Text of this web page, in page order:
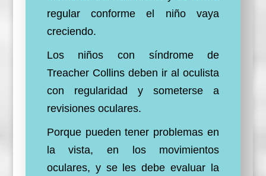
regular conforme el niño vaya
creciendo.
Los niños con síndrome de
Treacher Collins deben ir al oculista
con regularidad y someterse a
revisiones oculares.
Porque pueden tener problemas en
la vista, en los movimientos
oculares, y se les debe evaluar la